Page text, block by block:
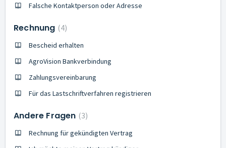
Falsche Kontaktperson oder Adresse
Rechnung 4
Bescheid erhalten
AgroVision Bankverbindung
Zahlungsvereinbarung
Für das Lastschriftverfahren registrieren
Andere Fragen 3
Rechnung für gekündigten Vertrag